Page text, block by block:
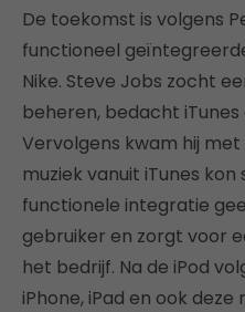
De toekomst is volgens
functioneel
Nike. Steve Jobs zocht
beheren, bedacht
Vervolgens kwam hij met
muziek vanuit iTunes
functionele integratie
gebruiker en zorgt voor
het bedrijf. Na de iPod
iPhone, iPad en ook